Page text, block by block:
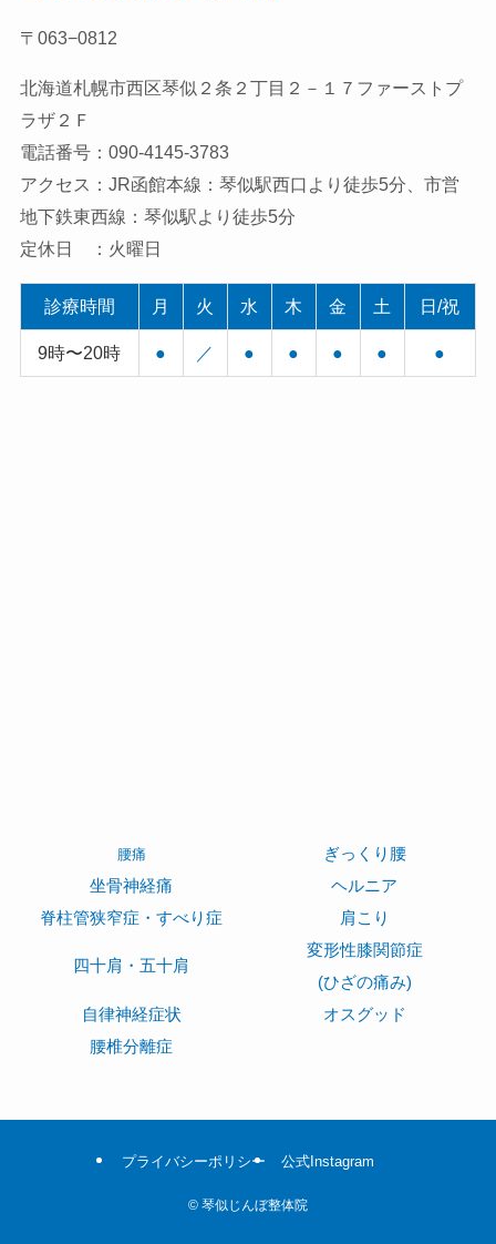
〒063−0812
北海道札幌市西区琴似２条２丁目２－１７ファーストプ
ラザ２Ｆ
電話番号：090-4145-3783
アクセス：JR函館本線：琴似駅西口より徒歩5分、市営
地下鉄東西線：琴似駅より徒歩5分
定休日 ：火曜日
診療時間 月 火 水 木 金 土 日/祝
9時〜20時 ● ／ ● ● ● ● ●
腰痛
ぎっくり腰
坐骨神経痛
ヘルニア
脊柱管狭窄症・すべり症
肩こり
四十肩・五十肩
変形性膝関節症
(ひざの痛み)
自律神経症状
オスグッド
腰椎分離症
プライバシーポリシー 公式Instagram
© 琴似じんぼ整体院